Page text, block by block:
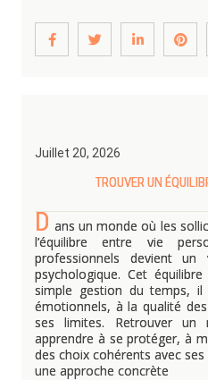
Juillet 20, 2026
TROUVER UN
D ans un monde où les
l’équilibre entre vie
professionnels devient
psychologique. Cet
simple gestion du temps,
émotionnels, à la qualité
ses limites. Retrouver un
apprendre à se protéger, à
des choix cohérents avec
une approche concrète